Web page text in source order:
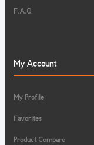
F.A.Q
My Account
My Profile
Favorites
Product Compare